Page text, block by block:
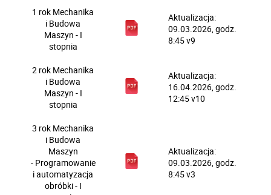
1 rok Mechanika
i Budowa
Maszyn - I
stopnia
Aktualizacja:
09.03.2026, godz.
8:45 v9
2 rok Mechanika
i Budowa
Maszyn - I
stopnia
Aktualizacja:
16.04.2026, godz.
12:45 v10
3 rok Mechanika
i Budowa
Maszyn
- Programowanie
i automatyzacja
obróbki - I
Aktualizacja:
09.03.2026, godz.
8:45 v3